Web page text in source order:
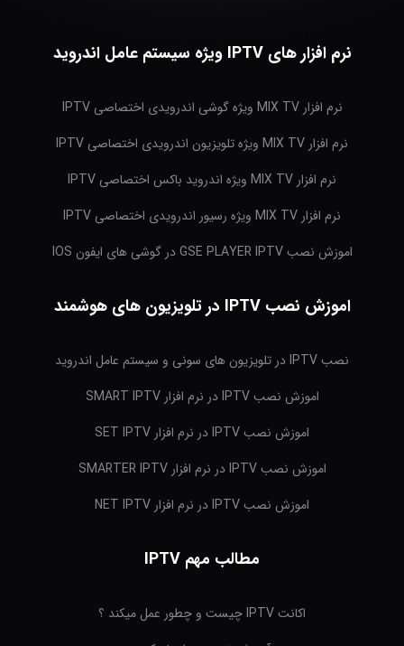
نرم افزار های IPTV ویژه سیستم عامل اندروید
نرم افزار MIX TV ویژه گوشی اندرویدی اختصاصی IPTV
نرم افزار MIX TV ویژه تلویزیون اندرویدی اختصاصی IPTV
نرم افزار MIX TV ویژه اندروید باکس اختصاصی IPTV
نرم افزار MIX TV ویژه رسیور اندرویدی اختصاصی IPTV
اموزش نصب GSE PLAYER IPTV در گوشی های ایفون IOS
اموزش نصب IPTV در تلویزیون های هوشمند
نصب IPTV در تلویزیون های سونی و سیستم عامل اندروید
اموزش نصب IPTV در نرم افزار SMART IPTV
اموزش نصب IPTV در نرم افزار SET IPTV
اموزش نصب IPTV در نرم افزار SMARTER IPTV
اموزش نصب IPTV در نرم افزار NET IPTV
مطالب مهم IPTV
اکانت IPTV چیست و چطور عمل میکند ؟